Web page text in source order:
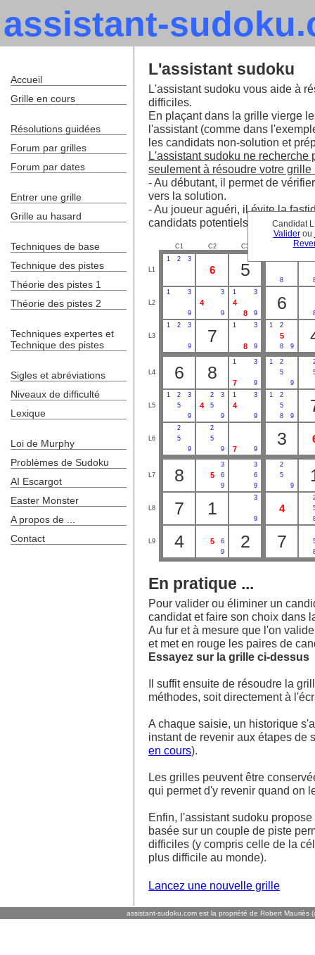
assistant-
Candidat
Validerou
L'assistant sudoku
L'assistant sudoku vous aide à
difficiles.
En plaçant dans la grille vierge
l'assistant (comme dans
les candidats non-solution et
L'assistant sudoku ne
seulement à résoudre votre grille
- Au débutant, il permet de
vers la solution.
- Au joueur aguéri, il évite la
candidats potentiels.
C1 C2 C3
L1
1 2 3
6 5
8
L2
1 3
9
3
4
9
1 3
4
8
9
6
L3
1 2 3
9
7
1 3
8 9
1 2
5
8 9
L4 6 8
1 3
7 9
1
2
5
9
L5
1 2
3
5
9
2 3
4
5
9
1 3
4
9
1
2
5
8
9
L6
2
5
9
2
5
9
7 9
3
L7 8
3
5
6
9
3
6
9
2
5
9
L8 7 1
3
9
4
L9 4 5
6
9
2 7
En pratique ...
Pour valider ou éliminer un
candidat et faire son choix dans
Au fur et à mesure que l'on
et met en rouge les paires de
Essayez sur la grille ci-dessus
Il suffit ensuite de résoudre la
méthodes, soit directement à
A chaque saisie, un historique
instant de revenir aux étapes de
en cours).
Les grilles peuvent être
qui permet d'y revenir quand on
Enfin, l'assistant sudoku
basée sur un couple de piste
difficiles (y compris celle de la
plus difficile au monde).
Lancez une nouvelle grille
Accueil
Grille en cours
Résolutions guidées
Forum par grilles
Forum par dates
Entrer une grille
Grille au hasard
Techniques de base
Technique des pistes
Théorie des pistes 1
Théorie des pistes 2
Techniques expertes et
Technique des pistes
Sigles et abréviations
Niveaux de difficulté
Lexique
Loi de Murphy
Problèmes de Sudoku
AI Escargot
Easter Monster
A propos de ...
Contact
assistant-sudoku.com est la propriété de Robert Mauriès